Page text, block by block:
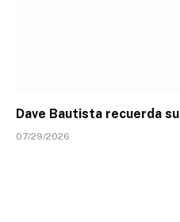
Dave Bautista recuerda
07/29/2026